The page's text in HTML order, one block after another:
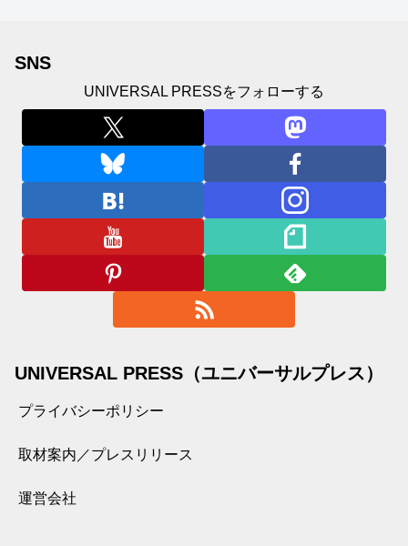
SNS
UNIVERSAL PRESSをフォローする
UNIVERSAL PRESS（ユニバーサルプレス）
プライバシーポリシー
取材案内／プレスリリース
運営会社